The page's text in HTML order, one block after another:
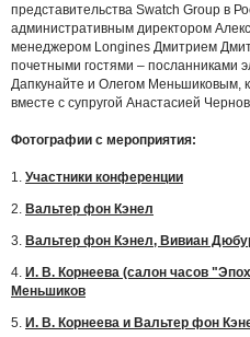
представительства Swatch Group в
административным директором
менеджером Longines Дмитрием
почетными гостями – посланниками
Дапкунайте и Олегом Меньшиковым,
вместе с супругой Анастасией
Фотографии с мероприятия:
1. Участники конференции
2. Вальтер фон Кэнел
3. Вальтер фон Кэнел, Вивиан
4. И. В. Корнеева (салон часов
Меньшиков
5. И. В. Корнеева и Вальтер фон